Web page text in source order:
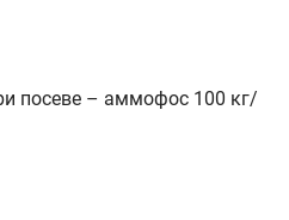
посеве – аммофос 100 кг/